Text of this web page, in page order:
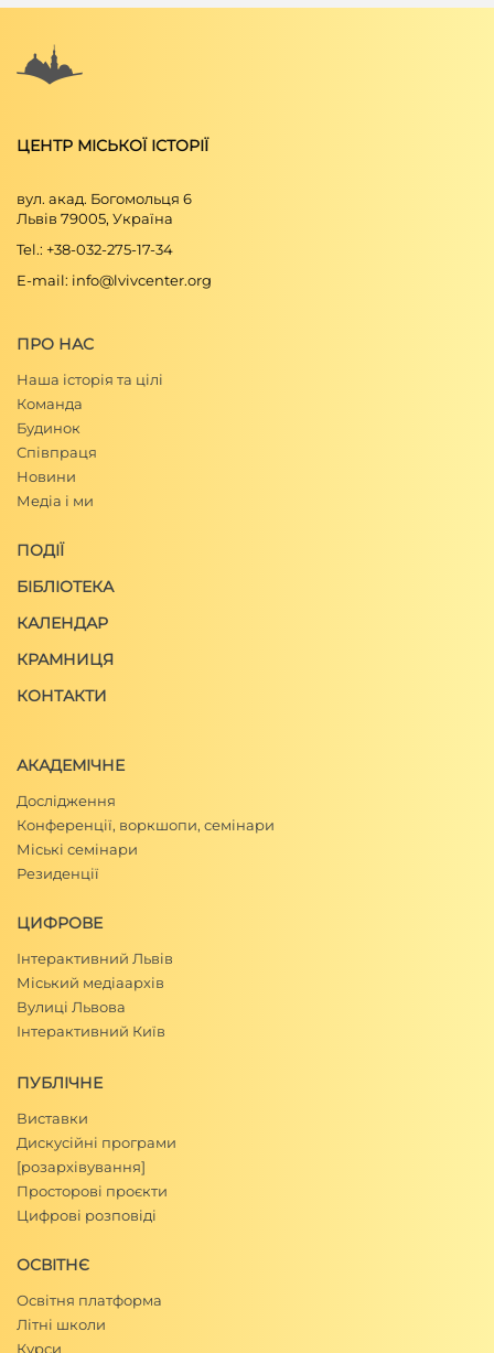
ЦЕНТР МІСЬКОЇ ІСТОРІЇ
вул. акад. Богомольця 6
Львів 79005, Україна
Tel.: +38-032-275-17-34
E-mail: info@lvivcenter.org
ПРО НАС
Наша історія та цілі
Команда
Будинок
Співпраця
Новини
Медіа і ми
ПОДІЇ
БІБЛІОТЕКА
КАЛЕНДАР
КРАМНИЦЯ
КОНТАКТИ
АКАДЕМІЧНЕ
Дослідження
Конференції, воркшопи, семінари
Міські семінари
Резиденції
ЦИФРОВЕ
Інтерактивний Львів
Міський медіаархів
Вулиці Львова
Інтерактивний Київ
ПУБЛІЧНЕ
Виставки
Дискусійні програми
[розархівування]
Просторові проєкти
Цифрові розповіді
ОСВІТНЄ
Освітня платформа
Літні школи
Курси